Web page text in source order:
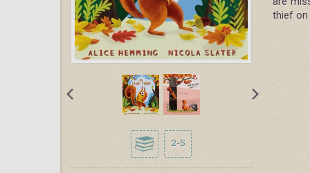
2-5
thief